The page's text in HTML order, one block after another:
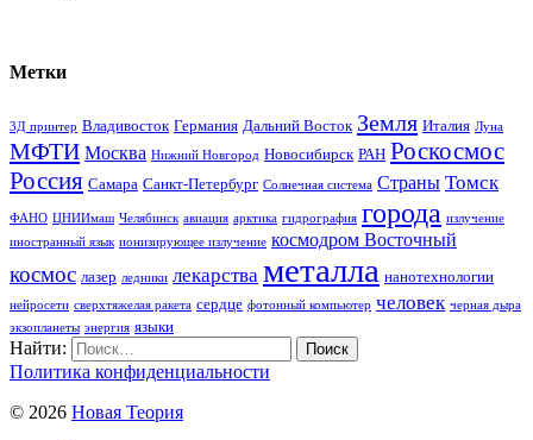
Метки
3Д принтер Владивосток Германия Дальний Восток Земля Италия Луна
МФТИ Москва Нижний Новгород Новосибирск РАН Роскосмос
Россия Самара Санкт-Петербург Солнечная система Страны Томск
ФАНО ЦНИИмаш Челябинск авиация арктика гидрография города излучение
иностранный язык ионизирующее излучение космодром Восточный
космос лазер ледники лекарства металла нанотехнологии
нейросети сверхтяжелая ракета сердце фотонный компьютер человек черная дыра
экзопланеты энергия языки
Найти:
Политика конфиденциальности
© 2026 Новая Теория